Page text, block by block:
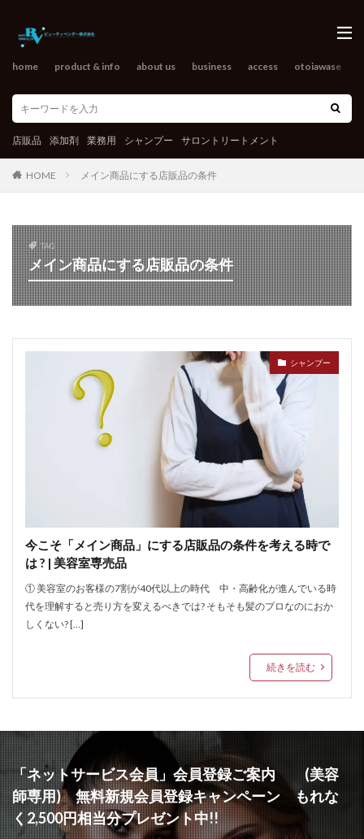
home product & info about us business access otoiawase
店販品 添加剤 業務用 シャンプー サロントリートメント
HOME メイン商品にする店販品の条件
TAG
メイン商品にする店販品の条件
シャンプー
今こそ「メイン商品」にする店販品の条件を考える時で
は ? | 美容室専売品
① 美容室のお客様の7割が40代以上の時代 中・高齢化が進んでいる時
代を理解すると売り方を変えるべきでは? そもそも髪のプロなのにおか
しくない? […]
続きを読む
「ネットサービス会員」会員登録ご案内 (美容
師専用) 無料新規会員登録キャンペーン もれな
く2,500円相当分プレゼント中!!